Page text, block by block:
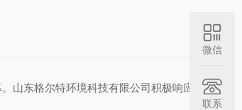
山东格尔特环境科技有限公司积极响应
微信
联系